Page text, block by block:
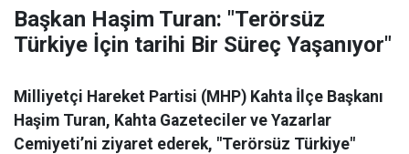
Başkan Haşim Turan: "Terörsüz
Türkiye İçin tarihi Bir Süreç Yaşanıyor"
Milliyetçi Hareket Partisi (MHP) Kahta İlçe Başkanı
Haşim Turan, Kahta Gazeteciler ve Yazarlar
Cemiyeti’ni ziyaret ederek, "Terörsüz Türkiye"